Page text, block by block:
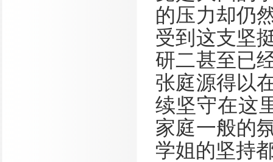
的压力却仍
受到这支坚
研二甚至已
张庭源得以
续坚守在这
家庭一般的
学姐的坚持